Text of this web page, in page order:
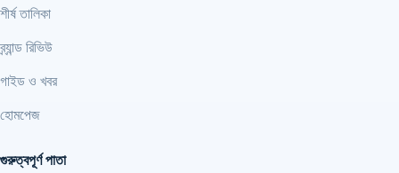
শীর্ষ তালিকা
ব্র্যান্ড রিভিউ
গাইড ও খবর
হোমপেজ
গুরুত্বপূর্ণ পাতা